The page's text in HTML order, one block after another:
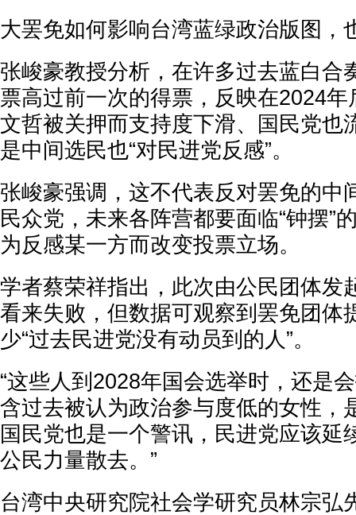
大罢免如何影响台湾蓝绿政治版图，
张峻豪教授分析，在许多过去蓝白合
票高过前一次的得票，反映在2024
文哲被关押而支持度下滑、国民党也
是中间选民也“对民进党反感”。
张峻豪强调，这不代表反对罢免的中
民众党，未来各阵营都要面临“钟摆”
为反感某一方而改变投票立场。
学者蔡荣祥指出，此次由公民团体发
看来失败，但数据可观察到罢免团体
少“过去民进党没有动员到的人”。
“这些人到2028年国会选举时，还是
含过去被认为政治参与度低的女性，
国民党也是一个警讯，民进党应该延
公民力量散去。”
台湾中央研究院社会学研究员林宗弘